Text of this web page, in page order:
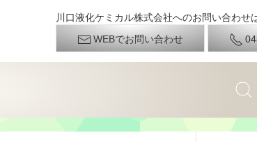
川口液化ケミカル株式会社へのお問い合わせ
WEBでお問い合わせ